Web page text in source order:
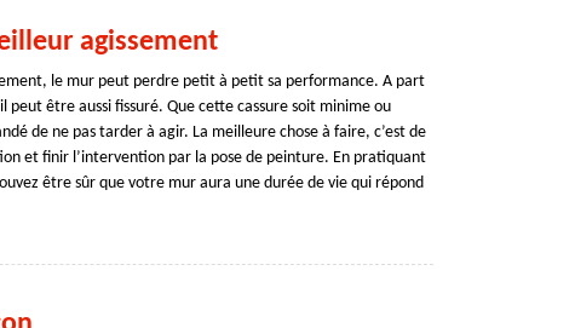
agissement
le mur peut perdre petit à petit sa performance. A part
peut être aussi fissuré. Que cette cassure soit minime ou
de ne pas tarder à agir. La meilleure chose à faire, c’est de
et finir l’intervention par la pose de peinture. En pratiquant
être sûr que votre mur aura une durée de vie qui répond